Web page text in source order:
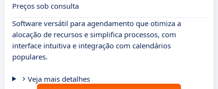
Preços sob consulta
Software versátil para agendamento que otimiza a
alocação de recursos e simplifica processos, com
interface intuitiva e integração com calendários
populares.
Veja mais detalhes